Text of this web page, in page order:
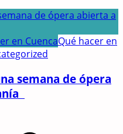
en CuencaQué hacer en
semana de ópera